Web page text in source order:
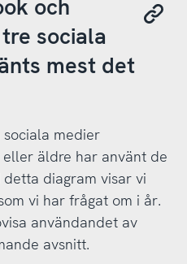
och
sociala
mest det
medier
äldre har använt de
diagram visar vi
vi har frågat om i år.
användandet av
avsnitt.